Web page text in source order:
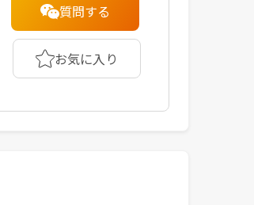
質問する
お気に入り